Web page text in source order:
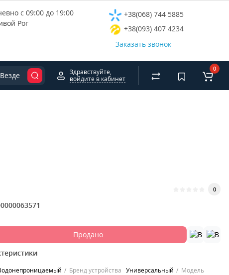
с 09:00 до 19:00
Рог
+38(068) 744 5885
+38(093) 407 4234
Заказать звонок
Везде
Здравствуйте,
войдите в кабинет
0
0
Продано
Бренд устройства Универсальный
Модель